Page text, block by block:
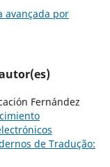
avançada por
Fernández
de Tradução: